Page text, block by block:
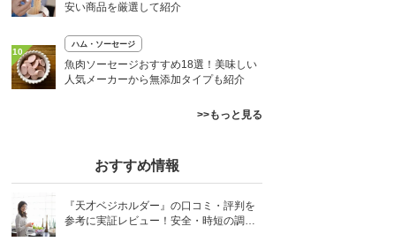
安い商品を厳選して紹介
10
ハム・ソーセージ
魚肉ソーセージおすすめ18選！美味しい
人気メーカーから無添加タイプも紹介
>>もっと見る
おすすめ情報
『天才ベジホルダー』の口コミ・評判を
参考に実証レビュー！安全・時短の調理